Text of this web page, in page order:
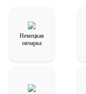
Немецкая
овчарка